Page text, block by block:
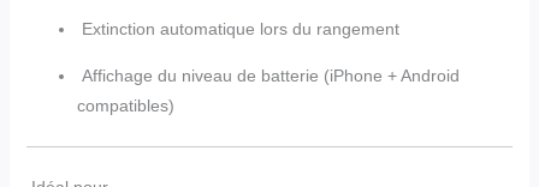
Extinction automatique lors du rangement
Affichage du niveau de batterie (iPhone + Android
compatibles)